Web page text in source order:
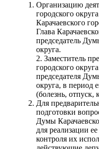
Организацию
городского
Карачаевского
Глава
председатель
округа.
2. Заместитель
городского
председателя
округа, в период
(болезнь, отпуск,
Для
подготовки
Думы
для реализации
контроля их